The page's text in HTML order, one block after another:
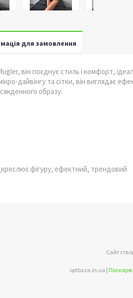
для замовлення
він поєднує стиль і комфорт,
дайвінгу та сітки, він виглядає
образу.
фігуру, ефектний, трендовий
Сайт
optbaza.in.ua |